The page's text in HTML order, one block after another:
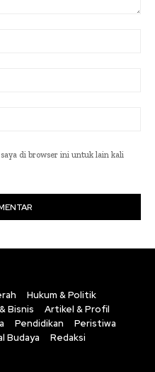
di browser ini untuk lain kali
Hukum & Politik
Bisnis
Artikel & Profil
Pendidikan
Peristiwa
Budaya Redaksi